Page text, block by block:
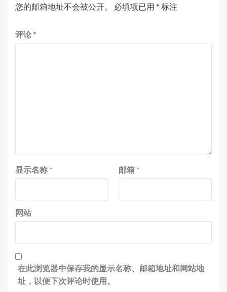
您的邮箱地址不会被公开。 必填项已用 * 标注
评论 *
显示名称 * 邮箱 *
网站
在此浏览器中保存我的显示名称、邮箱地址和网站地
址，以便下次评论时使用。